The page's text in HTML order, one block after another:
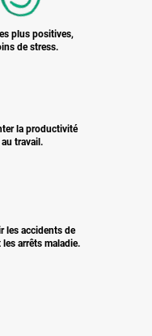
plus positives,
de stress.
la productivité
au travail.
les accidents de
les arrêts maladie.